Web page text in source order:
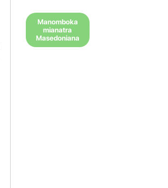
Manomboka
mianatra
Masedoniana